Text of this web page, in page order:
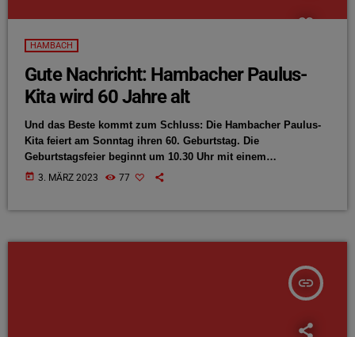
HAMBACH
Gute Nachricht: Hambacher Paulus-
Kita wird 60 Jahre alt
Und das Beste kommt zum Schluss: Die Hambacher Paulus-
Kita feiert am Sonntag ihren 60. Geburtstag. Die
Geburtstagsfeier beginnt um 10.30 Uhr mit einem
Familiengottesdienst in der Pauluskirche. Danach bietet die
today 3. MÄRZ 2023 77
insert_link